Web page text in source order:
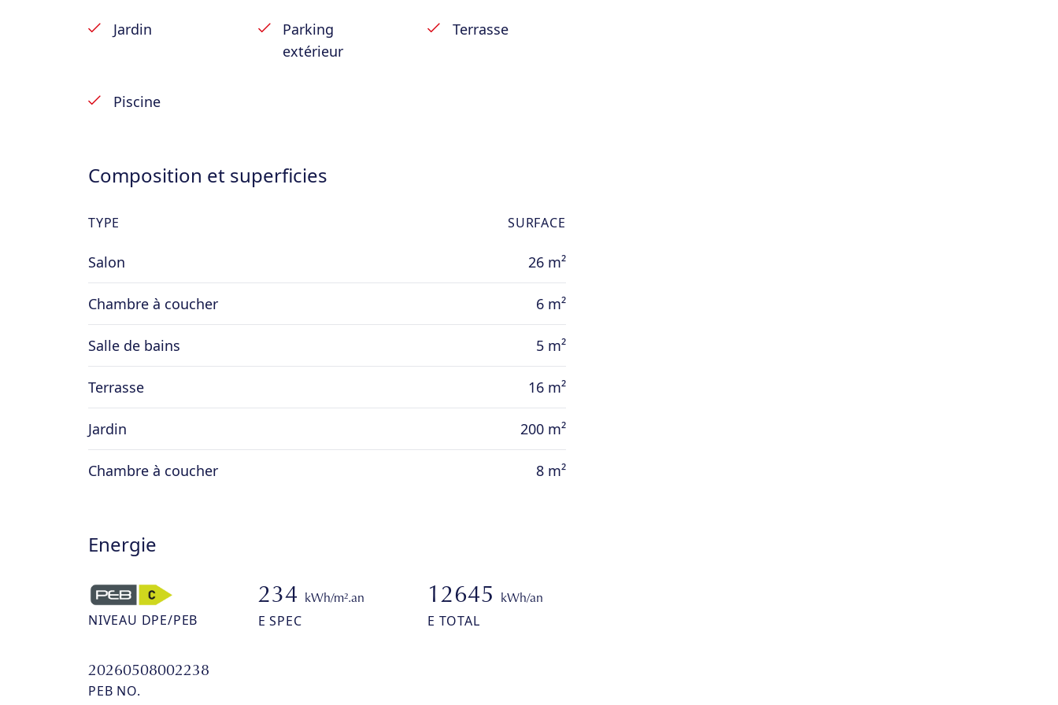
Jardin
Parking
extérieur
Terrasse
Piscine
Composition et superficies
TYPE SURFACE
Salon 26 m²
Chambre à coucher 6 m²
Salle de bains 5 m²
Terrasse 16 m²
Jardin 200 m²
Chambre à coucher 8 m²
Energie
NIVEAU DPE/PEB
234 kWh/m².an
E SPEC
12645 kWh/an
E TOTAL
20260508002238
PEB NO.